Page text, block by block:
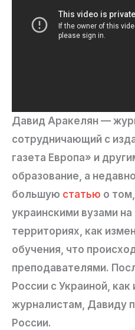
Давид Аракелян —
сотрудничающий с
газета Европа» и
образование, а
большую статью о
украинскими вузами
территориях, как
обучения, что
преподавателями.
России с Украиной, как
журналистам, Давиду
России.